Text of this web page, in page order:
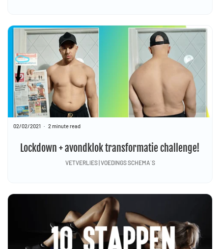
Lockdown + avondklok transformatie challenge!
02/02/2021 2 minute read
VETVERLIES | VOEDINGS SCHEMA´S